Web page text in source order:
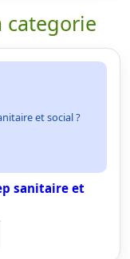
categorie
et social ?
sanitaire et